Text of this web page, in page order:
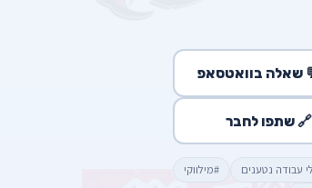
שאלה בוואטסאפ
🔗 שתפו לחבר
עבודה נטענים
#מילווקי